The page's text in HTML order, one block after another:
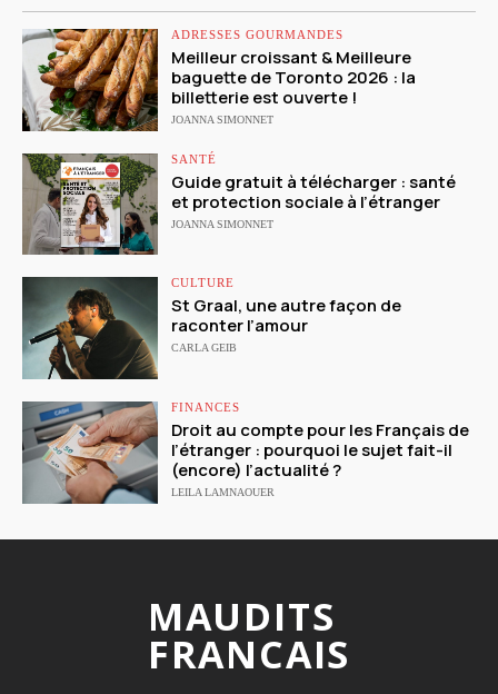
ADRESSES GOURMANDES
Meilleur croissant & Meilleure
baguette de Toronto 2026 : la
billetterie est ouverte !
JOANNA SIMONNET
SANTÉ
Guide gratuit à télécharger : santé
et protection sociale à l’étranger
JOANNA SIMONNET
CULTURE
St Graal, une autre façon de
raconter l’amour
CARLA GEIB
FINANCES
Droit au compte pour les Français de
l’étranger : pourquoi le sujet fait-il
(encore) l’actualité ?
LEILA LAMNAOUER
MAUDITS
FRANCAIS